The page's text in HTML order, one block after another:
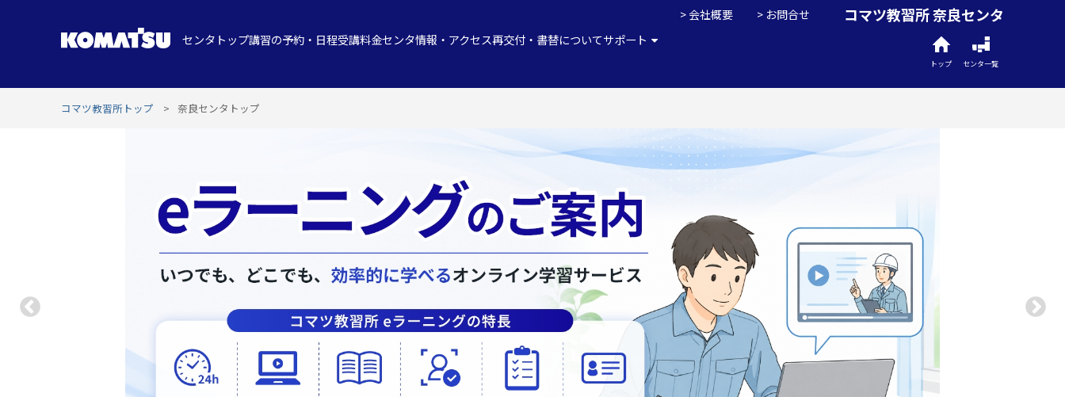
コマツ教習所 奈良センタ
会社概要 お問合せ
トップ センタ一覧
センタトップ講習の予約・日程受講料金センタ情報・アクセス再交付・書替についてサポート
コマツ教習所トップ 奈良センタトップ